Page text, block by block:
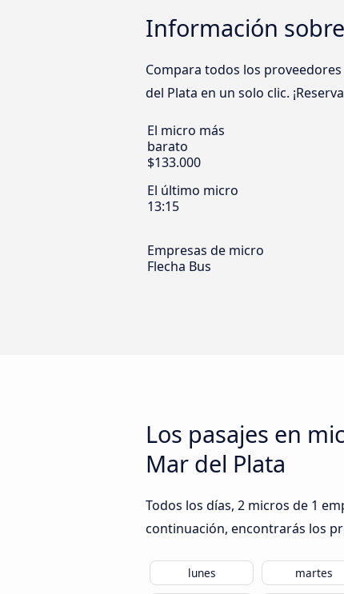
Información
Compara todos los
del Plata en un solo clic.
El micro más
barato
$133.000
El último micro
13:15
Empresas de micro
Flecha Bus
Los pasajes en
Mar del Plata
Todos los días, 2 micros de 1
continuación, encontrarás los
lunes martes